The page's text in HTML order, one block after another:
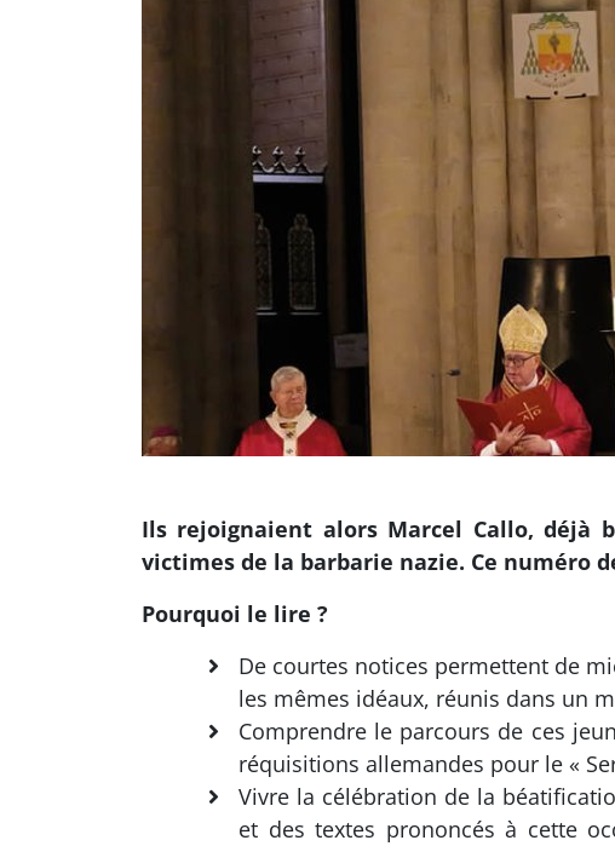
Ils rejoignaient alors Marcel Callo, déjà
victimes de la barbarie nazie. Ce numéro
Pourquoi le lire ?
De courtes notices permettent de
les mêmes idéaux, réunis dans un
Comprendre le parcours de ces
réquisitions allemandes pour le «
Vivre la célébration de la
et des textes prononcés à cette